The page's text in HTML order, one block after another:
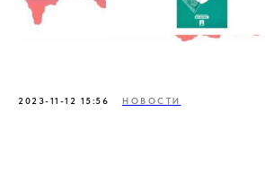
2023-11-12 15:56 НОВОСТИ